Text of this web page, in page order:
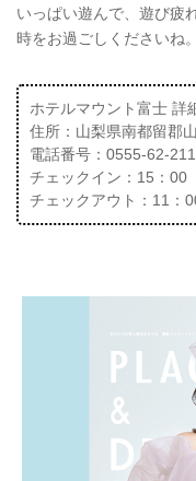
いっぱい遊んで、遊び疲
時をお過ごしくださいね。
ホテルマウント富士 詳
住所：山梨県南都留郡
電話番号：0555-62-
チェックイン：15：00
チェックアウト：11：